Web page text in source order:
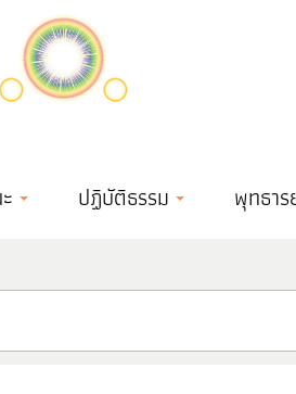
ปฏิบัติธรรม พุทธา